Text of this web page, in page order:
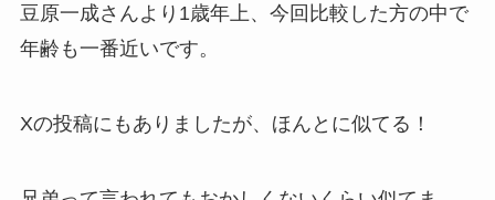
豆原一成さんより1歳年上、今回比較した方の中で
年齢も一番近いです。
Xの投稿にもありましたが、ほんとに似てる！